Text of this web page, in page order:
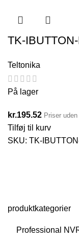
produktkategorier
Professional
TK-
Teltonika
På lager
kr.195.52 Priser
Tilføj til kurv
SKU: TK-